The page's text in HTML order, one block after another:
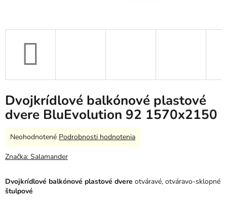
Dvojkrídlové balkónové plastové
dvere BluEvolution 92 1570x2150
Dvojkrídlové balkónové plastové dvere otváravé, otváravo-sklopné
štulpové
Priemerné
produktu
z
5
Neohodnotené Podrobnosti hodnotenia
Značka: Salamander